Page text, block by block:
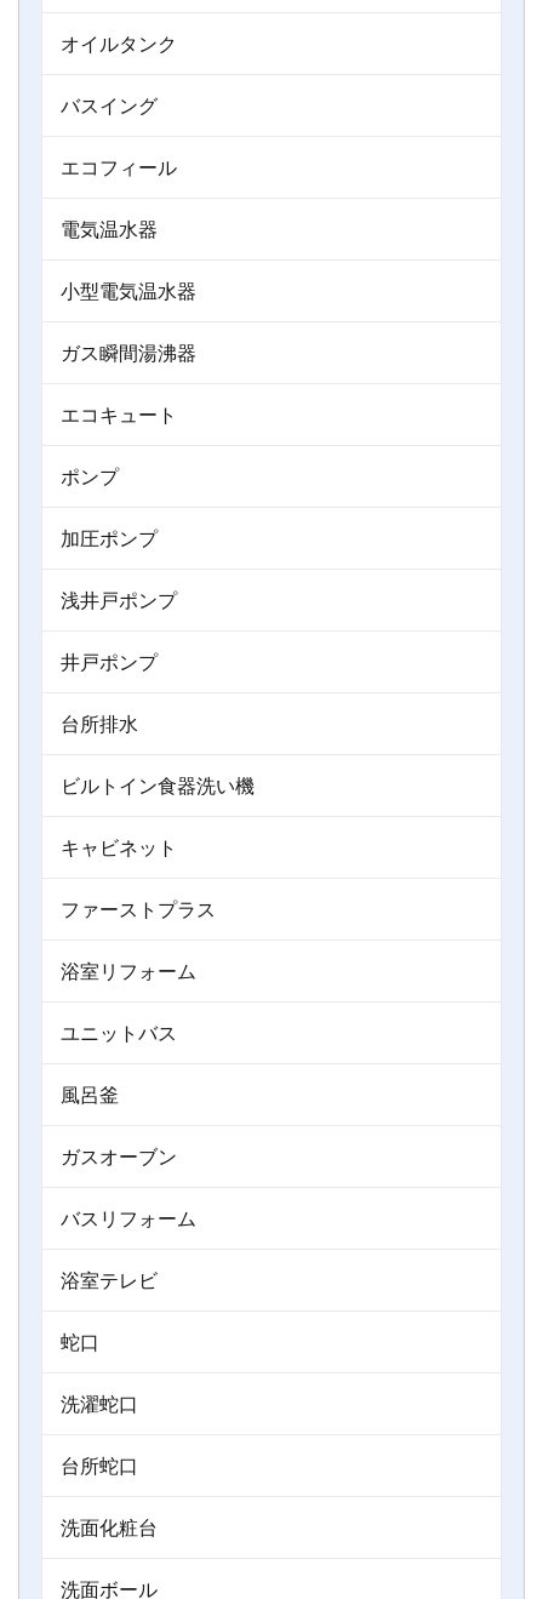
オイルタンク
バスイング
エコフィール
電気温水器
小型電気温水器
ガス瞬間湯沸器
エコキュート
ポンプ
加圧ポンプ
浅井戸ポンプ
井戸ポンプ
台所排水
ビルトイン食器洗い機
キャビネット
ファーストプラス
浴室リフォーム
ユニットバス
風呂釜
ガスオーブン
バスリフォーム
浴室テレビ
蛇口
洗濯蛇口
台所蛇口
洗面化粧台
洗面ボール